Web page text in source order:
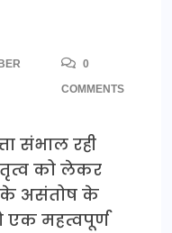
0
COMMENTS
संभाल रही
को लेकर
के असंतोष के
एक महत्वपूर्ण